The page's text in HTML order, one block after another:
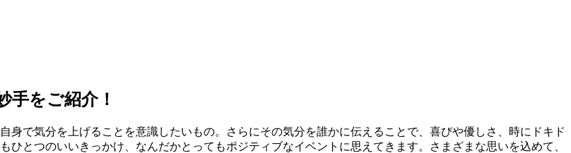
手をご紹介！
で気分を上げることを意識したいもの。さらにその気分を誰かに伝えることで、喜びや優しさ、時にドキド
とつのいいきっかけ、なんだかとってもポジティブなイベントに思えてきます。さまざまな思いを込めて、